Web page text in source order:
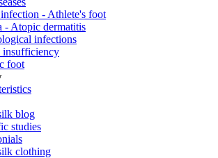
- Athlete's foot
- Atopic dermatitis
infections
insufficiency
foot
blog
studies
clothing